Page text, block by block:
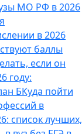
МО РФ в 2026
в 2026
баллы
если он
году:
БКуда пойти
в
список лучших,